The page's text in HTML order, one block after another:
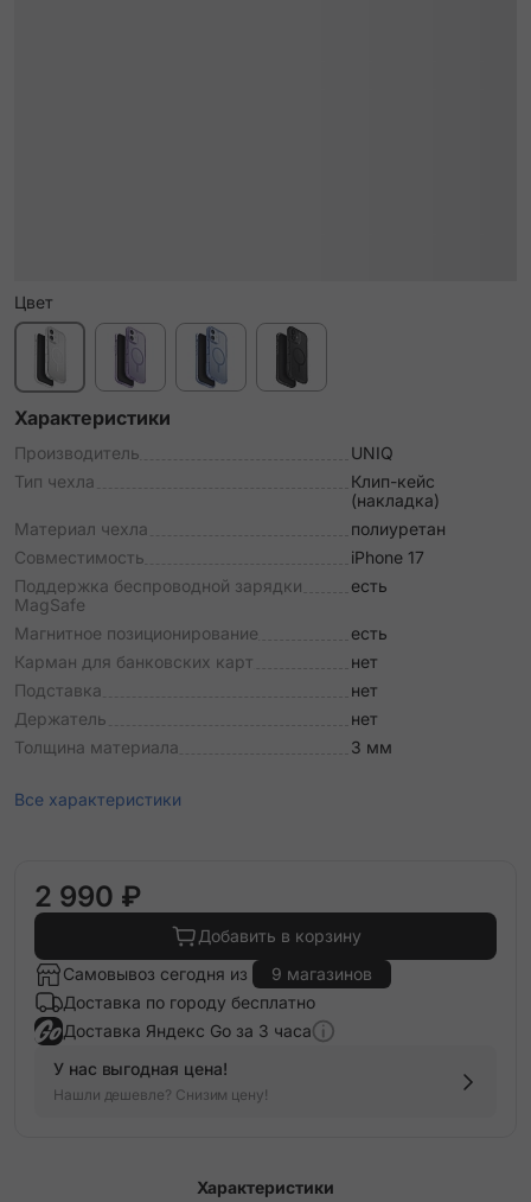
Цвет
Характеристики
Производитель
UNIQ
Тип чехла
Клип-кейс
(накладка)
Материал чехла
полиуретан
Совместимость
iPhone 17
Поддержка беспроводной зарядки
MagSafe
есть
Магнитное позиционирование
есть
Карман для банковских карт
нет
Подставка
нет
Держатель
нет
Толщина материала
3 мм
Все характеристики
2 990 ₽
Добавить в корзину
Самовывоз сегодня из
9 магазинов
Доставка по городу бесплатно
Доставка Яндекс Go за 3 часа
У нас выгодная цена!
Нашли дешевле? Снизим цену!
Характеристики